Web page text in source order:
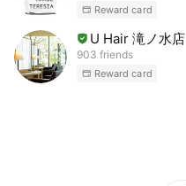
Reward card
U Hair 滝ノ水店
903 friends
Reward card